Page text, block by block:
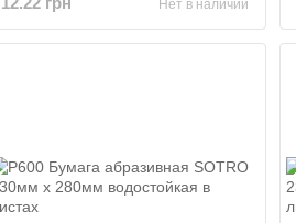
Нет в наличии